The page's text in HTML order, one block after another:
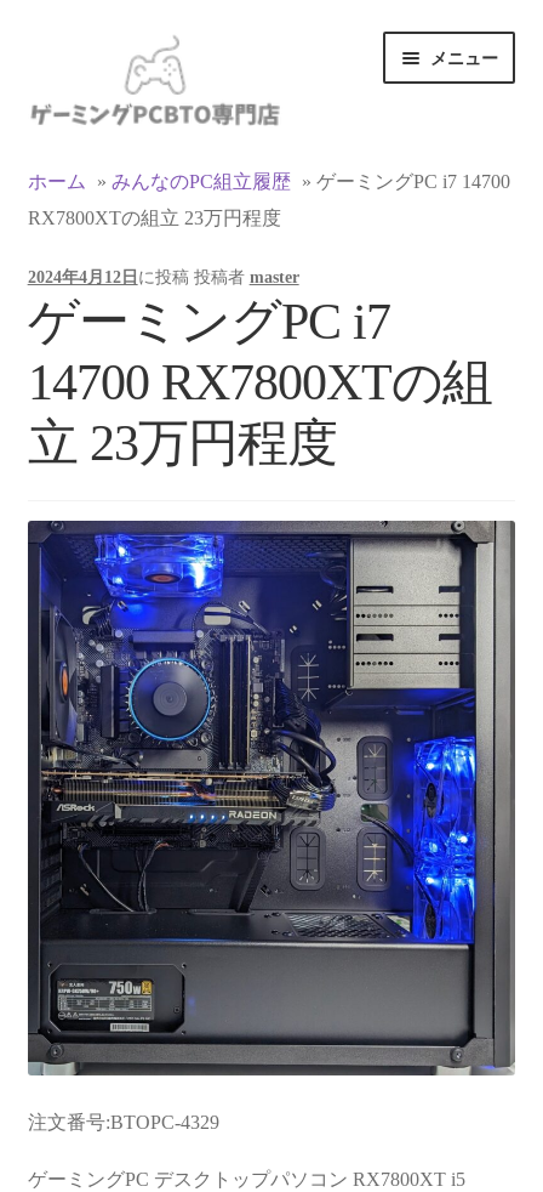
ゲ
ョ
ン
ス
キ
ッ
プ
テ
へ
ス
ッ
プ
メニュー
マイアカウント
支払い
お買い物カゴ
お買い物ガイド
お問い合わせ
フルカスタマイズ相談
みんなのPC組立履歴
ご使用時にあたって
ホーム » みんなのPC組立履歴 » ゲーミングPC i7 14700
RX7800XTの組立 23万円程度
2024年4月12日 に投稿 投稿者 master
ゲーミングPC i7
14700 RX7800XTの組
立 23万円程度
注文番号:BTOPC-4329
ゲーミングPC デスクトップパソコン RX7800XT i5